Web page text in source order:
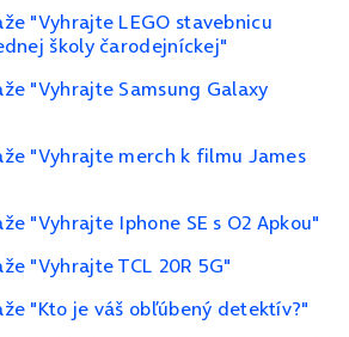
"Vyhrajte LEGO stavebnicu
školy čarodejníckej"
"Vyhrajte Samsung Galaxy
"Vyhrajte merch k filmu James
"Vyhrajte Iphone SE s O2 Apkou"
"Vyhrajte TCL 20R 5G"
"Kto je váš obľúbený detektív?"